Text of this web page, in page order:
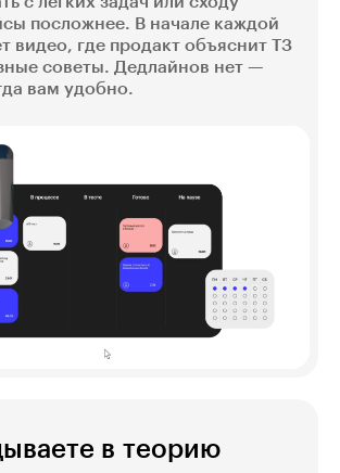
посложнее. В начале каждой
видео, где продакт объяснит ТЗ
советы. Дедлайнов нет —
вам удобно.
в теорию